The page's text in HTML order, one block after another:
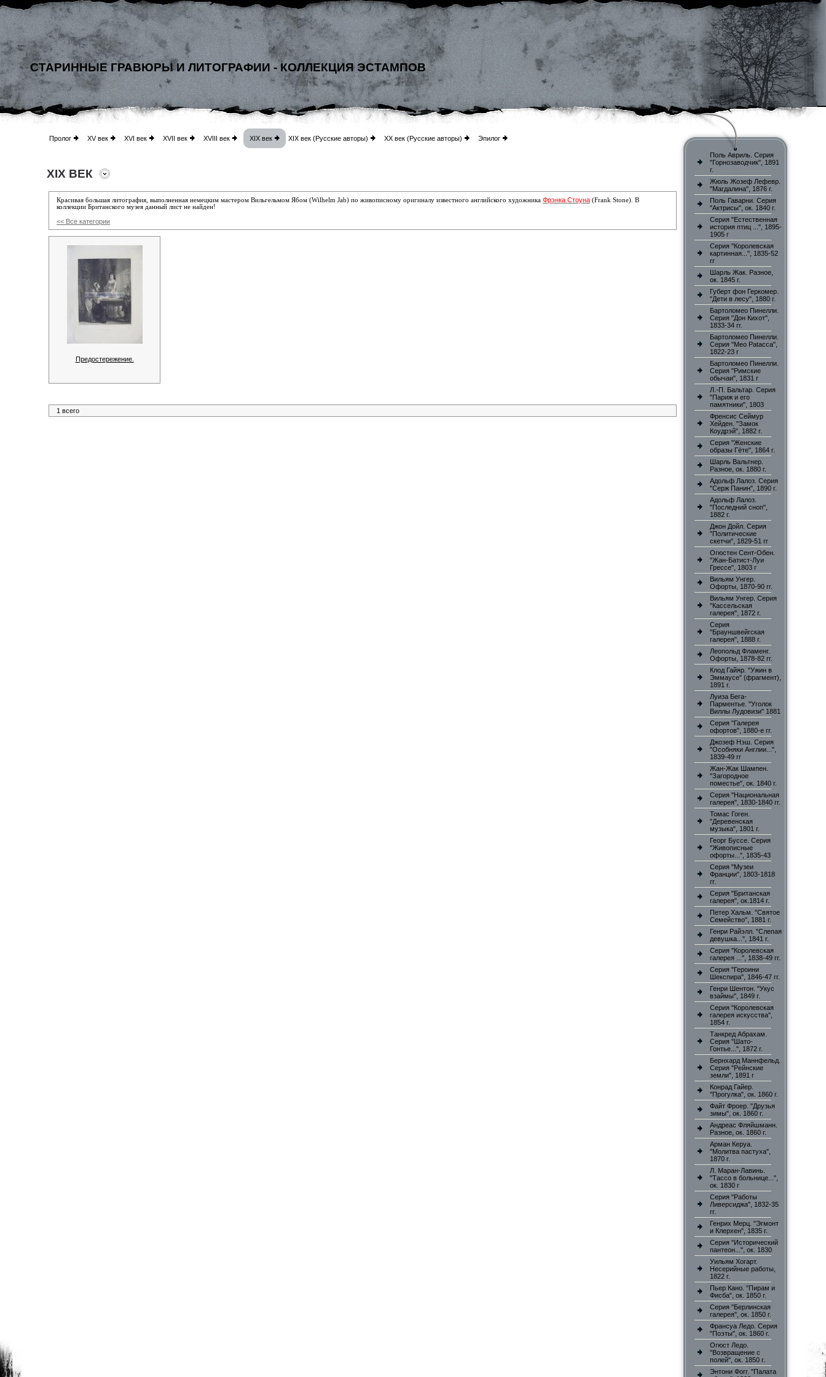
СТАРИННЫЕ ГРАВЮРЫ И ЛИТОГРАФИИ - КОЛЛЕКЦИЯ ЭСТАМПОВ
Пролог XV век XVI век XVII век XVIII век XIX век XIX век (Русские авторы) XX век (Русские авторы) Эпилог
XIX ВЕК
Красивая большая литография, выполненная немецким мастером Вильгельмом Ябом (Wilhelm Jab) по живописному оригиналу известного английского художника Фрэнка Стоуна (Frank Stone). В
коллекции Британского музея данный лист не найден!
<< Все категории
Предостережение.
1 всего
Поль Авриль. Серия
"Горнозаводчик", 1891
г.
Жюль Жозеф Лефевр.
"Магдалина", 1876 г.
Поль Гаварни. Серия
"Актрисы", ок. 1840 г.
Серия "Естественная
история птиц ...", 1895-
1905 г
Серия "Королевская
картинная...", 1835-52
гг
Шарль Жак. Разное,
ок. 1845 г.
Губерт фон Геркомер.
"Дети в лесу", 1880 г.
Бартоломео Пинелли.
Серия "Дон Кихот",
1833-34 гг.
Бартоломео Пинелли.
Серия "Meo Patacca",
1822-23 г
Бартоломео Пинелли.
Серия "Римские
обычаи", 1831 г
Л.-П. Бальтар. Серия
"Париж и его
памятники", 1803
Френсис Сеймур
Хейден. "Замок
Коудрэй", 1882 г.
Серия "Женские
образы Гёте", 1864 г.
Шарль Вальтнер.
Разное, ок. 1880 г.
Адольф Лалоз. Серия
"Серж Панин", 1890 г.
Адольф Лалоз.
"Последний сноп",
1882 г.
Джон Дойл. Серия
"Политические
скетчи", 1829-51 гг
Огюстен Сент-Обен.
"Жан-Батист-Луи
Грессе", 1803 г
Вильям Унгер.
Офорты, 1870-90 гг.
Вильям Унгер. Серия
"Кассельская
галерея", 1872 г.
Серия
"Брауншвейгская
галерея", 1888 г.
Леопольд Фламенг.
Офорты, 1878-82 гг.
Клод Гайяр. "Ужин в
Эммаусе" (фрагмент),
1891 г.
Луиза Бега-
Парментье. "Уголок
Виллы Лудовизи" 1881
Серия "Галерея
офортов", 1880-е гг.
Джозеф Нэш. Серия
"Особняки Англии...",
1839-49 гг
Жан-Жак Шампен.
"Загородное
поместье", ок. 1840 г.
Серия "Национальная
галерея", 1830-1840 гг.
Томас Гоген.
"Деревенская
музыка", 1801 г.
Георг Буссе. Серия
"Живописные
офорты...", 1835-43
Серия "Музеи
Франции", 1803-1818
гг.
Серия "Британская
галерея", ок.1814 г.
Петер Хальм. "Святое
Семейство", 1881 г.
Генри Райэлл. "Слепая
девушка...", 1841 г.
Серия "Королевская
галерея ...", 1838-49 гг.
Серия "Героини
Шекспира", 1846-47 гг.
Генри Шентон. "Укус
взаймы", 1849 г.
Серия "Королевская
галерея искусства",
1854 г.
Танкред Абрахам.
Серия "Шато-
Гонтье...", 1872 г.
Бернхард Маннфельд.
Серия "Рейнские
земли", 1891 г
Конрад Гайер.
"Прогулка", ок. 1860 г.
Файт Фроер. "Друзья
зимы", ок. 1860 г.
Андреас Фляйшманн.
Разное, ок. 1860 г.
Арман Керуа.
"Молитва пастуха",
1870 г.
Л. Маран-Лавинь.
"Тассо в больнице...",
ок. 1830 г
Серия "Работы
Ливерсиджа", 1832-35
гг.
Генрих Мерц. "Эгмонт
и Клерхен", 1835 г.
Серия "Исторический
пантеон...", ок. 1830
Уильям Хогарт.
Несерийные работы,
1822 г.
Пьер Кано. "Пирам и
Фисба", ок. 1850 г.
Серия "Берлинская
галерея", ок. 1850 г.
Франсуа Ледо. Серия
"Поэты", ок. 1860 г.
Огюст Ледо.
"Возвращение с
полей", ок. 1850 г.
Энтони Фогг. "Палата